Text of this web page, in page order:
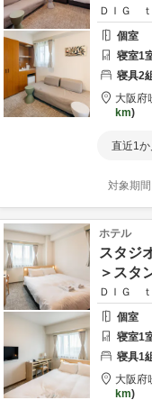
ＤＩＧ
個室
寝室1
寝具2
大阪府
km
直近1
対象期
ホテル
スタジ
＞スタ
ＤＩＧ
個室
寝室1
寝具1
大阪府
km